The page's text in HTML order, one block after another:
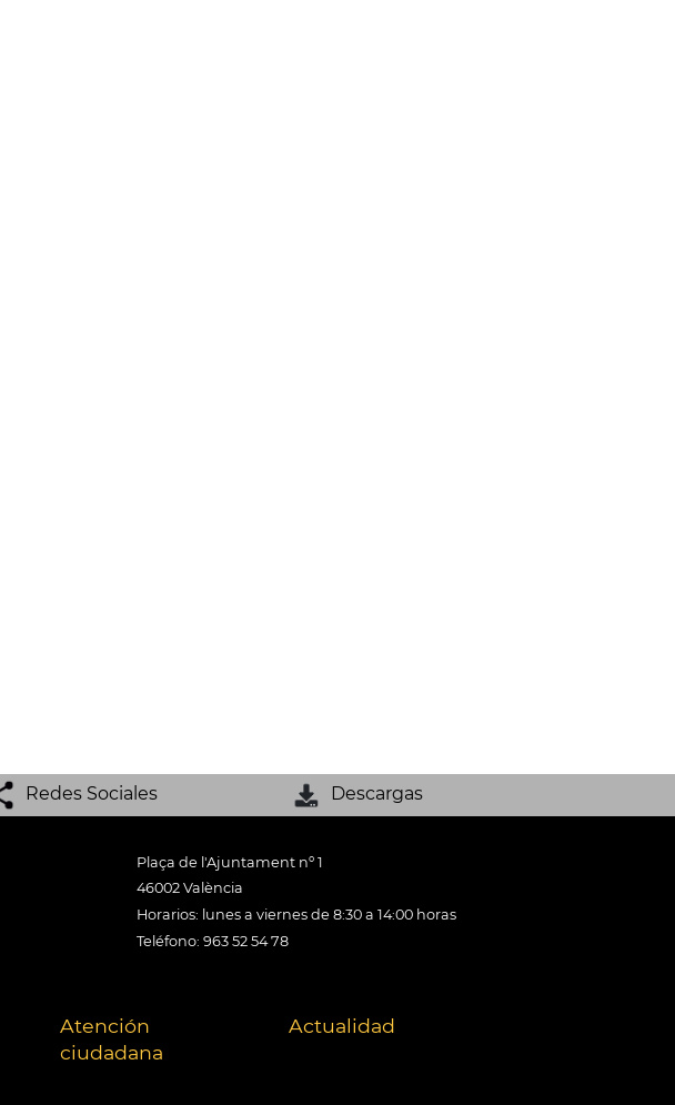
Redes Sociales Descargas
Plaça de l'Ajuntament nº 1
46002 València
Horarios: lunes a viernes de 8:30 a 14:00 horas
Teléfono: 963 52 54 78
Atención
ciudadana
Actualidad